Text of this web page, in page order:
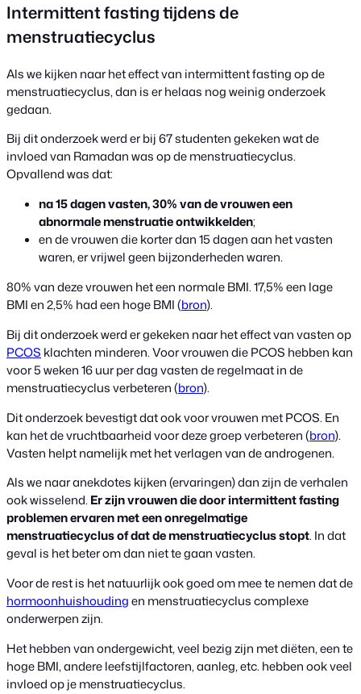
Intermittent fasting tijdens de
menstruatiecyclus
Als we kijken naar het effect van intermittent fasting op de
menstruatiecyclus, dan is er helaas nog weinig onderzoek
gedaan.
Bij dit onderzoek werd er bij 67 studenten gekeken wat de
invloed van Ramadan was op de menstruatiecyclus.
Opvallend was dat:
na 15 dagen vasten, 30% van de vrouwen een
abnormale menstruatie ontwikkelden;
en de vrouwen die korter dan 15 dagen aan het vasten
waren, er vrijwel geen bijzonderheden waren.
80% van deze vrouwen het een normale BMI. 17,5% een lage
BMI en 2,5% had een hoge BMI (bron).
Bij dit onderzoek werd er gekeken naar het effect van vasten op
PCOS klachten minderen. Voor vrouwen die PCOS hebben kan
voor 5 weken 16 uur per dag vasten de regelmaat in de
menstruatiecyclus verbeteren (bron).
Dit onderzoek bevestigt dat ook voor vrouwen met PCOS. En
kan het de vruchtbaarheid voor deze groep verbeteren (bron).
Vasten helpt namelijk met het verlagen van de androgenen.
Als we naar anekdotes kijken (ervaringen) dan zijn de verhalen
ook wisselend. Er zijn vrouwen die door intermittent fasting
problemen ervaren met een onregelmatige
menstruatiecyclus of dat de menstruatiecyclus stopt. In dat
geval is het beter om dan niet te gaan vasten.
Voor de rest is het natuurlijk ook goed om mee te nemen dat de
hormoonhuishoudingen menstruatiecyclus complexe
onderwerpen zijn.
Het hebben van ondergewicht, veel bezig zijn met diëten, een te
hoge BMI, andere leefstijlfactoren, aanleg, etc. hebben ook veel
invloed op je menstruatiecyclus.